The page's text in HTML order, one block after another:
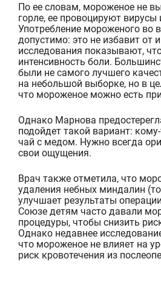
По ее словам, мороженое не
горле, ее провоцируют вирусы
Употребление мороженого во
допустимо: это не избавит от
исследования показывают,
интенсивность боли.
были не самого лучшего
на небольшой выборке, но в
что мороженое можно есть
Однако Марнова
подойдет такой вариант:
чай с медом. Нужно всегда
свои ощущения.
Врач также отметила, что
удаления небных миндалин
улучшает результаты
Союзе детям часто давали
процедуры, чтобы снизить
Однако недавнее
что мороженое не влияет на
риск кровотечения из